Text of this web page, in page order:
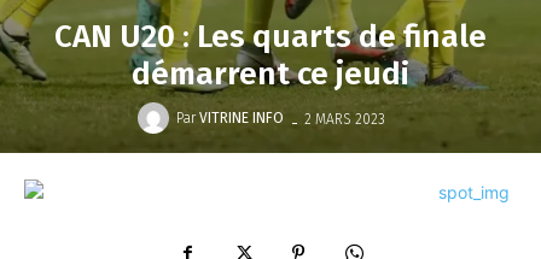
CAN U20 : Les quarts de finale
démarrent ce jeudi
Par VITRINE INFO - 2 MARS 2023